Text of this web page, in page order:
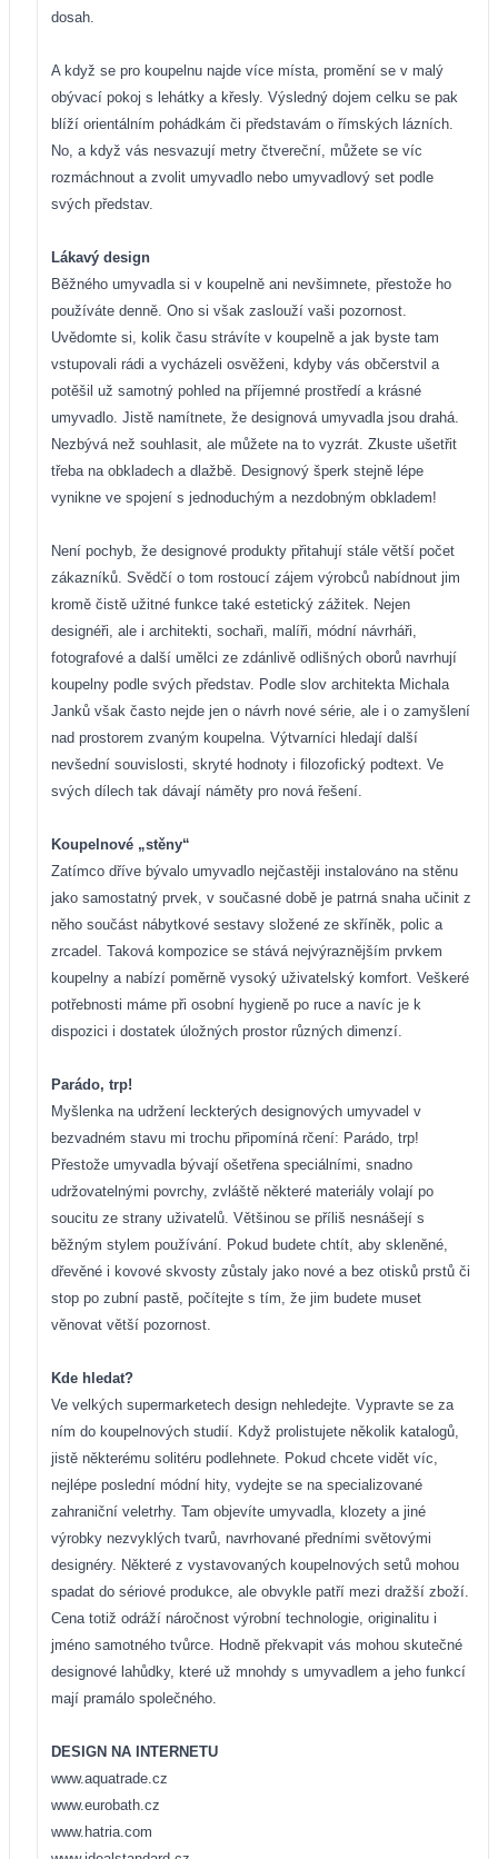
dosah.
A když se pro koupelnu najde více místa, promění se v malý
obývací pokoj s lehátky a křesly. Výsledný dojem celku se pak
blíží orientálním pohádkám či představám o římských lázních.
No, a když vás nesvazují metry čtvereční, můžete se víc
rozmáchnout a zvolit umyvadlo nebo umyvadlový set podle
svých představ.
Lákavý design
Běžného umyvadla si v koupelně ani nevšimnete, přestože ho
používáte denně. Ono si však zaslouží vaši pozornost.
Uvědomte si, kolik času strávíte v koupelně a jak byste tam
vstupovali rádi a vycházeli osvěženi, kdyby vás občerstvil a
potěšil už samotný pohled na příjemné prostředí a krásné
umyvadlo. Jistě namítnete, že designová umyvadla jsou drahá.
Nezbývá než souhlasit, ale můžete na to vyzrát. Zkuste ušetřit
třeba na obkladech a dlažbě. Designový šperk stejně lépe
vynikne ve spojení s jednoduchým a nezdobným obkladem!
Není pochyb, že designové produkty přitahují stále větší počet
zákazníků. Svědčí o tom rostoucí zájem výrobců nabídnout jim
kromě čistě užitné funkce také estetický zážitek. Nejen
designéři, ale i architekti, sochaři, malíři, módní návrháři,
fotografové a další umělci ze zdánlivě odlišných oborů navrhují
koupelny podle svých představ. Podle slov architekta Michala
Janků však často nejde jen o návrh nové série, ale i o zamyšlení
nad prostorem zvaným koupelna. Výtvarníci hledají další
nevšední souvislosti, skryté hodnoty i filozofický podtext. Ve
svých dílech tak dávají náměty pro nová řešení.
Koupelnové „stěny“
Zatímco dříve bývalo umyvadlo nejčastěji instalováno na stěnu
jako samostatný prvek, v současné době je patrná snaha učinit z
něho součást nábytkové sestavy složené ze skříněk, polic a
zrcadel. Taková kompozice se stává nejvýraznějším prvkem
koupelny a nabízí poměrně vysoký uživatelský komfort. Veškeré
potřebnosti máme při osobní hygieně po ruce a navíc je k
dispozici i dostatek úložných prostor různých dimenzí.
Parádo, trp!
Myšlenka na udržení leckterých designových umyvadel v
bezvadném stavu mi trochu připomíná rčení: Parádo, trp!
Přestože umyvadla bývají ošetřena speciálními, snadno
udržovatelnými povrchy, zvláště některé materiály volají po
soucitu ze strany uživatelů. Většinou se příliš nesnášejí s
běžným stylem používání. Pokud budete chtít, aby skleněné,
dřevěné i kovové skvosty zůstaly jako nové a bez otisků prstů či
stop po zubní pastě, počítejte s tím, že jim budete muset
věnovat větší pozornost.
Kde hledat?
Ve velkých supermarketech design nehledejte. Vypravte se za
ním do koupelnových studií. Když prolistujete několik katalogů,
jistě některému solitéru podlehnete. Pokud chcete vidět víc,
nejlépe poslední módní hity, vydejte se na specializované
zahraniční veletrhy. Tam objevíte umyvadla, klozety a jiné
výrobky nezvyklých tvarů, navrhované předními světovými
designéry. Některé z vystavovaných koupelnových setů mohou
spadat do sériové produkce, ale obvykle patří mezi dražší zboží.
Cena totiž odráží náročnost výrobní technologie, originalitu i
jméno samotného tvůrce. Hodně překvapit vás mohou skutečné
designové lahůdky, které už mnohdy s umyvadlem a jeho funkcí
mají pramálo společného.
DESIGN NA INTERNETU
www.aquatrade.cz
www.eurobath.cz
www.hatria.com